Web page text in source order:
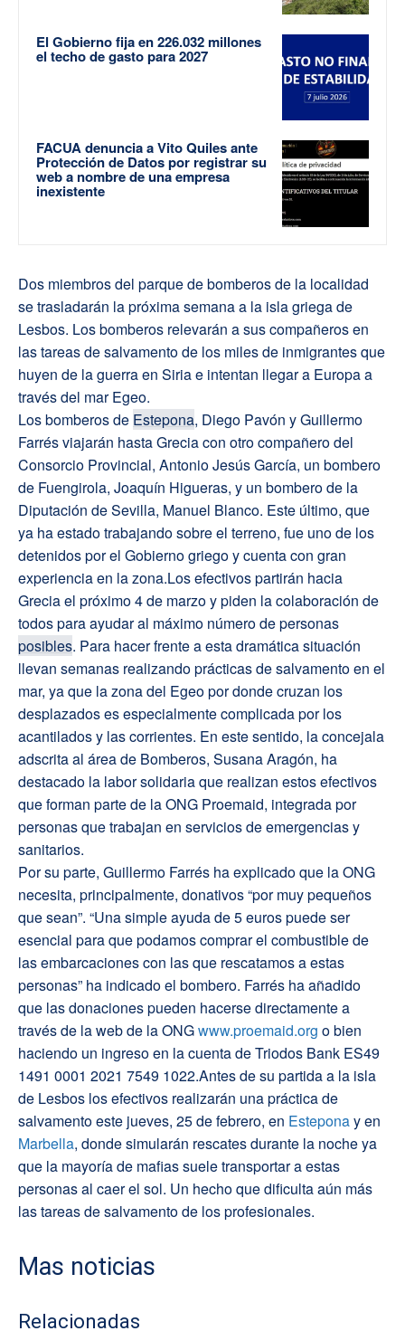
El Gobierno fija en 226.032 millones
el techo de gasto para 2027
FACUA denuncia a Vito Quiles ante
Protección de Datos por registrar su
web a nombre de una empresa
inexistente
Dos miembros del parque de bomberos de la localidad
se trasladarán la próxima semana a la isla griega de
Lesbos. Los bomberos relevarán a sus compañeros en
las tareas de salvamento de los miles de inmigrantes que
huyen de la guerra en Siria e intentan llegar a Europa a
través del mar Egeo.
Los bomberos de Estepona, Diego Pavón y Guillermo
Farrés viajarán hasta Grecia con otro compañero del
Consorcio Provincial, Antonio Jesús García, un bombero
de Fuengirola, Joaquín Higueras, y un bombero de la
Diputación de Sevilla, Manuel Blanco. Este último, que
ya ha estado trabajando sobre el terreno, fue uno de los
detenidos por el Gobierno griego y cuenta con gran
experiencia en la zona.Los efectivos partirán hacia
Grecia el próximo 4 de marzo y piden la colaboración de
todos para ayudar al máximo número de personas
posibles. Para hacer frente a esta dramática situación
llevan semanas realizando prácticas de salvamento en el
mar, ya que la zona del Egeo por donde cruzan los
desplazados es especialmente complicada por los
acantilados y las corrientes. En este sentido, la concejala
adscrita al área de Bomberos, Susana Aragón, ha
destacado la labor solidaria que realizan estos efectivos
que forman parte de la ONG Proemaid, integrada por
personas que trabajan en servicios de emergencias y
sanitarios.
Por su parte, Guillermo Farrés ha explicado que la ONG
necesita, principalmente, donativos “por muy pequeños
que sean”. “Una simple ayuda de 5 euros puede ser
esencial para que podamos comprar el combustible de
las embarcaciones con las que rescatamos a estas
personas” ha indicado el bombero. Farrés ha añadido
que las donaciones pueden hacerse directamente a
través de la web de la ONGwww.proemaid.org o bien
haciendo un ingreso en la cuenta de Triodos Bank ES49
1491 0001 2021 7549 1022.Antes de su partida a la isla
de Lesbos los efectivos realizarán una práctica de
salvamento este jueves, 25 de febrero, en Esteponay en
Marbella, donde simularán rescates durante la noche ya
que la mayoría de mafias suele transportar a estas
personas al caer el sol. Un hecho que dificulta aún más
las tareas de salvamento de los profesionales.
Mas noticias
Relacionadas